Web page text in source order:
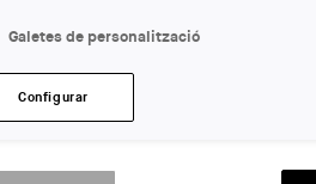
Galetes de personalització
Configurar